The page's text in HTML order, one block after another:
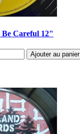
Careful 12"
Ajouter au panier